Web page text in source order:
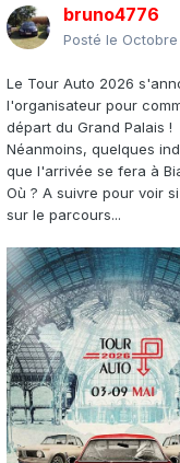
bruno4776
Posté le
Le Tour Auto 2026
l'organisateur pour
départ du Grand Palais !
Néanmoins, quelques
que l'arrivée se fera à
Où ? A suivre pour voir
sur le parcours...